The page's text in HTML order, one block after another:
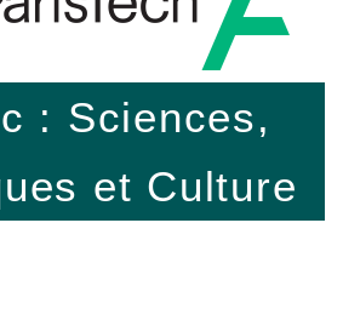
: Sciences,
et Culture